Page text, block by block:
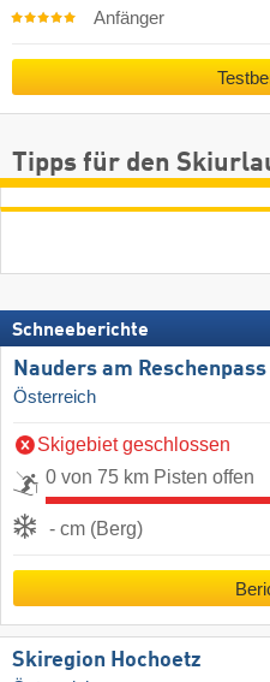
Anfänger
Tipps für den
Schneeberichte
Nauders am
Österreich
Skigebiet geschlossen
0 von 75 km Pisten offen
- cm (Berg)
Skiregion Hochoetz